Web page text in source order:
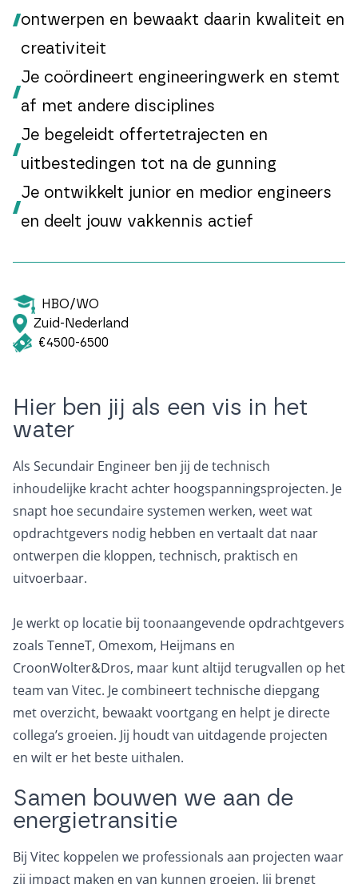
ontwerpen en bewaakt daarin kwaliteit en
creativiteit
Je coördineert engineeringwerk en stemt
af met andere disciplines
Je begeleidt offertetrajecten en
uitbestedingen tot na de gunning
Je ontwikkelt junior en medior engineers
en deelt jouw vakkennis actief
HBO/WO
Zuid-Nederland
€4500-6500
Hier ben jij als een vis in het
water
Als Secundair Engineer ben jij de technisch
inhoudelijke kracht achter hoogspanningsprojecten. Je
snapt hoe secundaire systemen werken, weet wat
opdrachtgevers nodig hebben en vertaalt dat naar
ontwerpen die kloppen, technisch, praktisch en
uitvoerbaar.
Je werkt op locatie bij toonaangevende opdrachtgevers
zoals TenneT, Omexom, Heijmans en
CroonWolter&Dros, maar kunt altijd terugvallen op het
team van Vitec. Je combineert technische diepgang
met overzicht, bewaakt voortgang en helpt je directe
collega’s groeien. Jij houdt van uitdagende projecten
en wilt er het beste uithalen.
Samen bouwen we aan de
energietransitie
Bij Vitec koppelen we professionals aan projecten waar
zij impact maken en van kunnen groeien. Jij brengt